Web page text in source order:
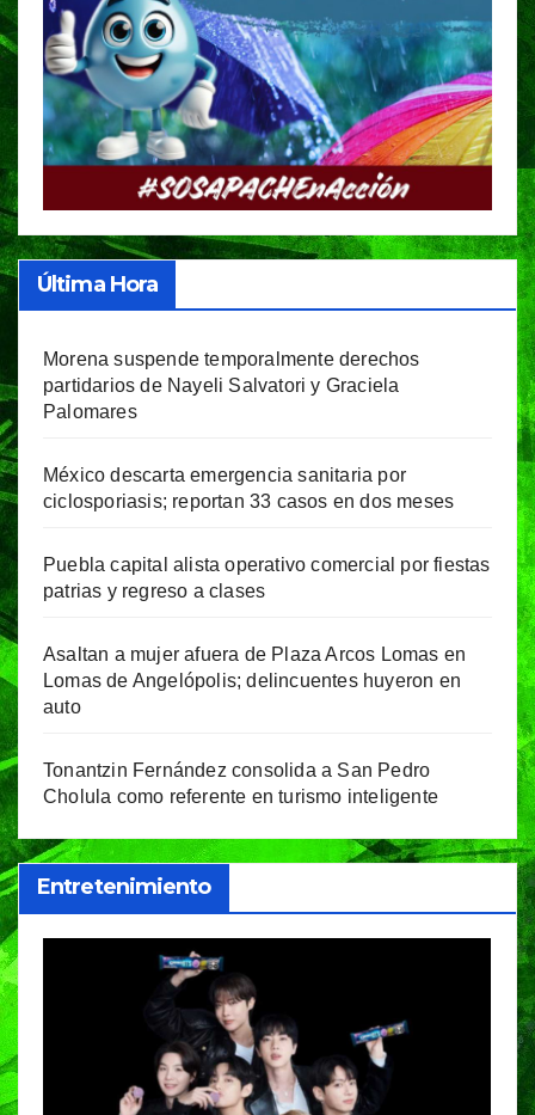
Última Hora
Morena suspende temporalmente derechos
partidarios de Nayeli Salvatori y Graciela
Palomares
México descarta emergencia sanitaria por
ciclosporiasis; reportan 33 casos en dos meses
Puebla capital alista operativo comercial por fiestas
patrias y regreso a clases
Asaltan a mujer afuera de Plaza Arcos Lomas en
Lomas de Angelópolis; delincuentes huyeron en
auto
Tonantzin Fernández consolida a San Pedro
Cholula como referente en turismo inteligente
Entretenimiento